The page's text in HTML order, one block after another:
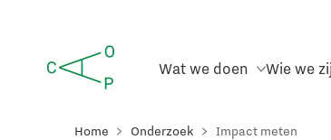
Wat we doen Wie we
Home Onderzoek Impact meten